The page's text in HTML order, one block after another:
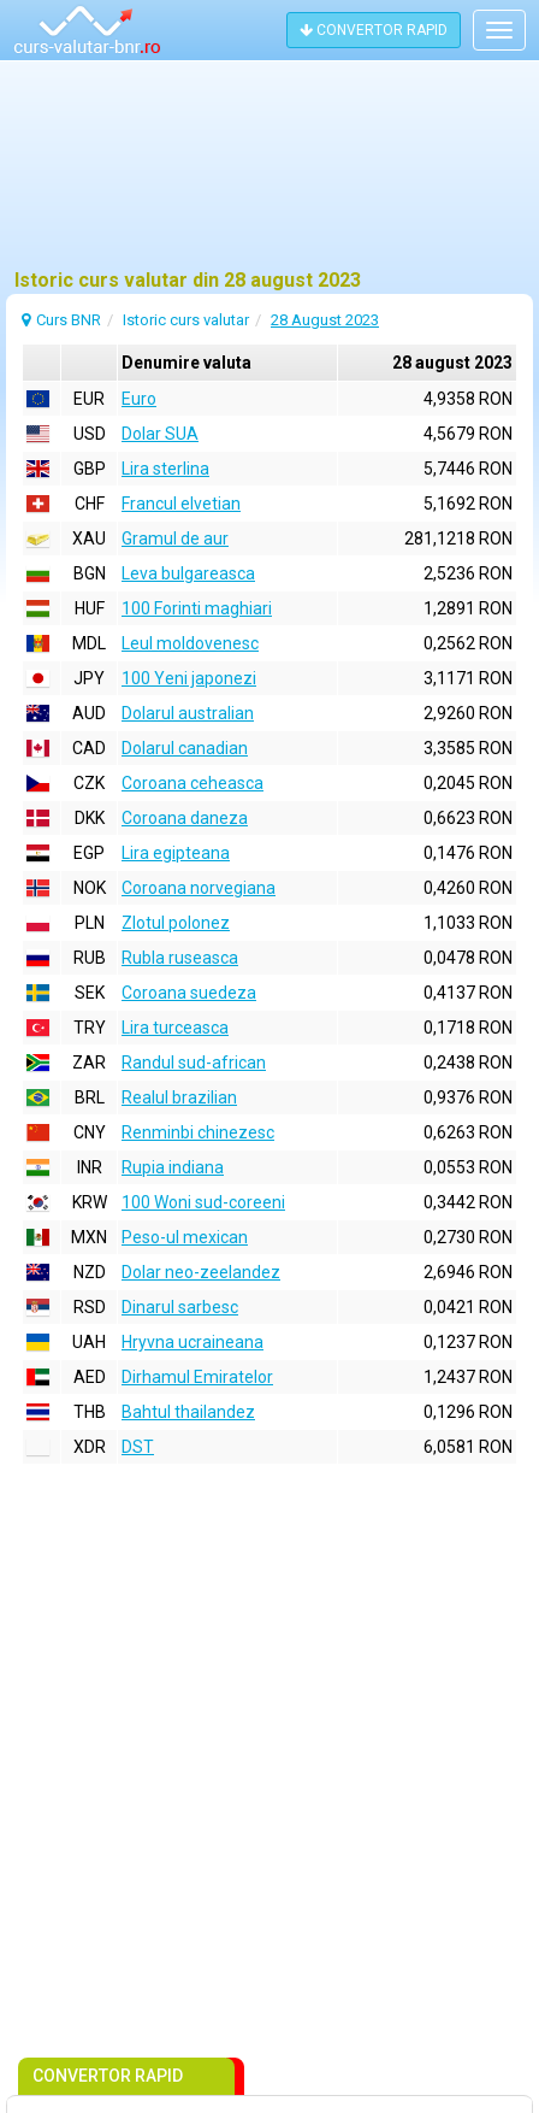
CONVERTOR RAPID
Istoric curs valutar din 28 august 2023
Curs BNR Istoric curs valutar 28 August 2023
Denumire valuta
28 august 2023
EUR
Euro
4,9358 RON
USD
Dolar SUA
4,5679 RON
GBP
Lira sterlina
5,7446 RON
CHF
Francul elvetian
5,1692 RON
XAU
Gramul de aur
281,1218 RON
BGN
Leva bulgareasca
2,5236 RON
HUF
100 Forinti maghiari
1,2891 RON
MDL
Leul moldovenesc
0,2562 RON
JPY
100 Yeni japonezi
3,1171 RON
AUD
Dolarul australian
2,9260 RON
CAD
Dolarul canadian
3,3585 RON
CZK
Coroana ceheasca
0,2045 RON
DKK
Coroana daneza
0,6623 RON
EGP
Lira egipteana
0,1476 RON
NOK
Coroana norvegiana
0,4260 RON
PLN
Zlotul polonez
1,1033 RON
RUB
Rubla ruseasca
0,0478 RON
SEK
Coroana suedeza
0,4137 RON
TRY
Lira turceasca
0,1718 RON
ZAR
Randul sud-african
0,2438 RON
BRL
Realul brazilian
0,9376 RON
CNY
Renminbi chinezesc
0,6263 RON
INR
Rupia indiana
0,0553 RON
KRW
100 Woni sud-coreeni
0,3442 RON
MXN
Peso-ul mexican
0,2730 RON
NZD
Dolar neo-zeelandez
2,6946 RON
RSD
Dinarul sarbesc
0,0421 RON
UAH
Hryvna ucraineana
0,1237 RON
AED
Dirhamul Emiratelor
1,2437 RON
THB
Bahtul thailandez
0,1296 RON
XDR
DST 6,0581 RON
CONVERTOR RAPID